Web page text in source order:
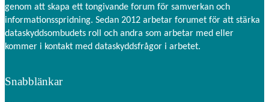
genom att skapa ett tongivande forum för samverkan och
informationsspridning. Sedan 2012 arbetar forumet för att stärka
dataskyddsombudets roll och andra som arbetar med eller
kommer i kontakt med dataskyddsfrågor i arbetet.
Snabblänkar